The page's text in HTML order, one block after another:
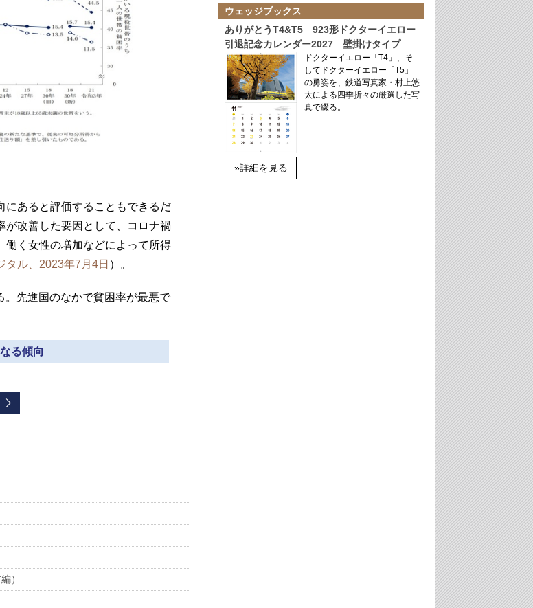
あると評価することもできるだ
が改善した要因として、コロナ禍
働く女性の増加などによって所得
タル、2023年7月4日 ）。
先進国のなかで貧困率が最悪で
る傾向
）
ウェッジブックス
ありがとうT4&T5 923形ドクターイエロー
引退記念カレンダー2027 壁掛けタイプ
»詳細を見る
ドクターイエロー「T4」、そ
してドクターイエロー「T5」
の勇姿を、鉄道写真家・村上悠
太による四季折々の厳選した写
真で綴る。